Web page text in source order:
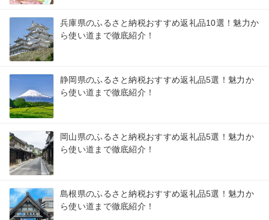
兵庫県のふるさと納税おすすめ返礼品10選！魅力か
ら使い道まで徹底紹介！
静岡県のふるさと納税おすすめ返礼品5選！魅力か
ら使い道まで徹底紹介！
岡山県のふるさと納税おすすめ返礼品5選！魅力か
ら使い道まで徹底紹介！
島根県のふるさと納税おすすめ返礼品5選！魅力か
ら使い道まで徹底紹介！